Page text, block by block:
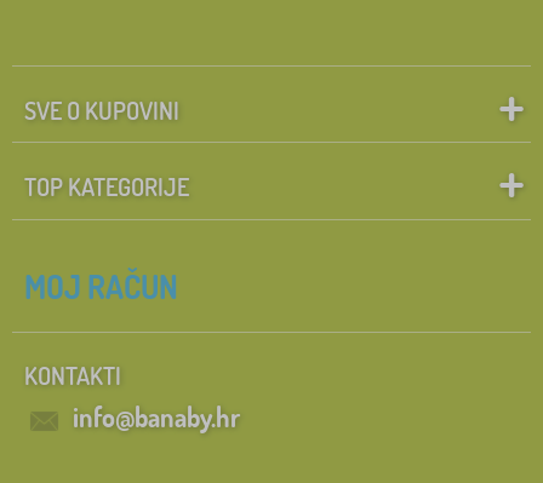
SVE O KUPOVINI
TOP KATEGORIJE
MOJ RAČUN
KONTAKTI
info@banaby.hr